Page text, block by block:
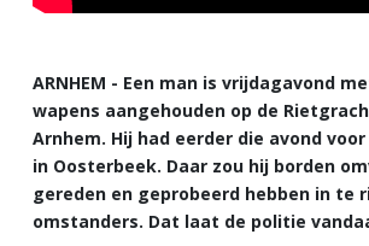
ARNHEM - Een man is vrijdagavond
wapens aangehouden op de
Arnhem. Hij had eerder die avond
in Oosterbeek. Daar zou hij borden
gereden en geprobeerd hebben in te
omstanders. Dat laat de politie